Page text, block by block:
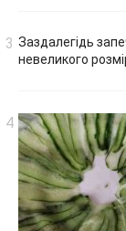
Заздалегідь
невеликого